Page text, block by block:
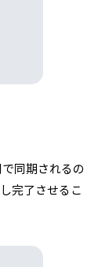
同期されるの
完了させるこ